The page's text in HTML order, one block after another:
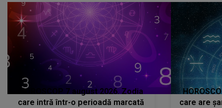
HOROSCOP 7 august 2026. Zodia
care intră într-o perioadă marcată
care are